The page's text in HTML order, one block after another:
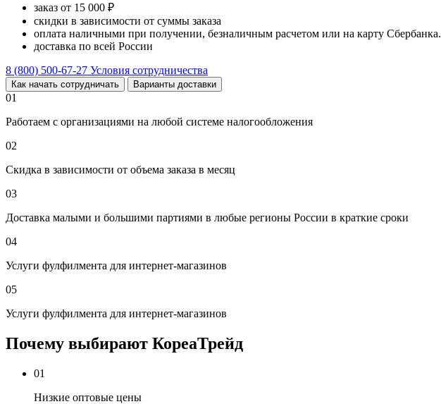
заказ от 15 000 ₽
скидки в зависимости от суммы заказа
оплата наличными при получении, безналичным расчетом или на карту Сбербанка.
доставка по всей России
8 (800) 500-67-27 Условия сотрудничества
Как начать сотрудничать Варианты доставки
01
Работаем с организациями на любой системе налогообложения
02
Скидка в зависимости от объема заказа в месяц
03
Доставка малыми и большими партиями в любые регионы России в краткие сроки
04
Услуги фулфилмента для интернет-магазинов
05
Услуги фулфилмента для интернет-магазинов
Почему выбирают КореаТрейд
01
Низкие оптовые цены